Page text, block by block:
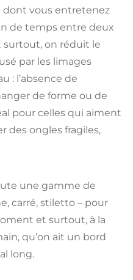
vous entretenez
de temps entre deux
on réduit le
par les limages
: l’absence de
de forme ou de
pour celles qui aiment
des ongles fragiles,
une gamme de
carré, stiletto – pour
et surtout, à la
qu’on ait un bord
long.